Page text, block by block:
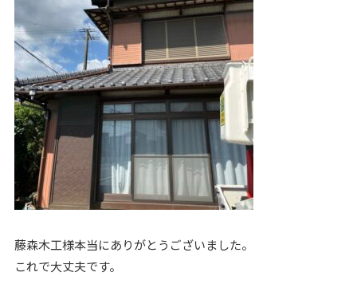
藤森木工様本当にありがとうございました。
これで大丈夫です。